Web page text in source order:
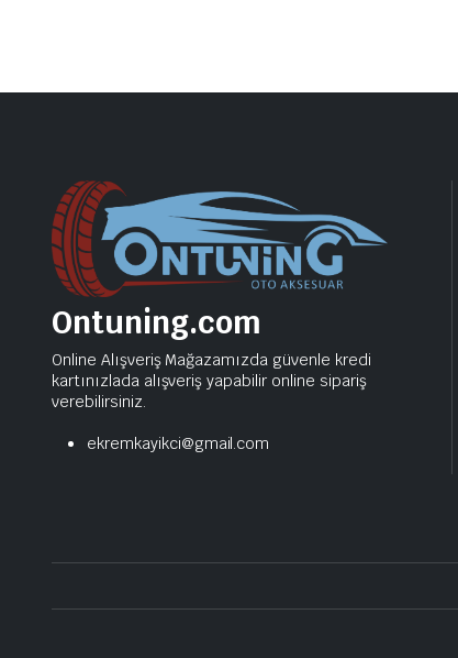
Ontuning.com
Online Alışveriş Mağazamızda güvenle kredi
kartınızlada alışveriş yapabilir online sipariş
verebilirsiniz.
ekremkayikci@gmail.com